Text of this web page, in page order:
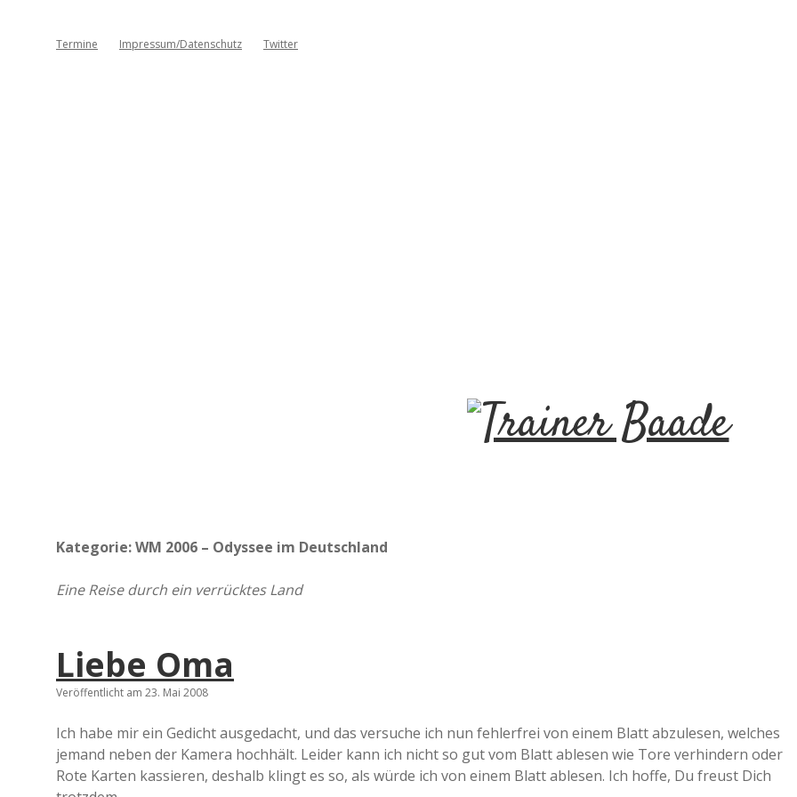
Termine Impressum/Datenschutz Twitter
T
r
Kategorie:WM 2006 – Odyssee im Deutschland
Eine Reise durch ein verrücktes Land
Liebe Oma
Veröffentlicht am 23. Mai 2008
Ich habe mir ein Gedicht ausgedacht, und das versuche ich nun fehlerfrei von einem Blatt abzulesen, welches
jemand neben der Kamera hochhält. Leider kann ich nicht so gut vom Blatt ablesen wie Tore verhindern oder
Rote Karten kassieren, deshalb klingt es so, als würde ich von einem Blatt ablesen. Ich hoffe, Du freust Dich